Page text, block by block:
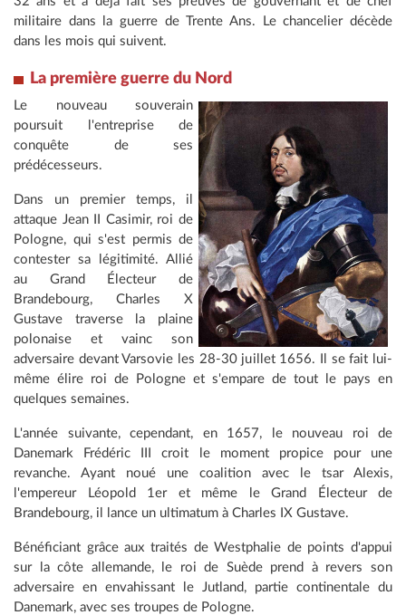
militaire dans la guerre de Trente Ans. Le chancelier décède
dans les mois qui suivent.
La première guerre du Nord
Le nouveau souverain
poursuit l'entreprise de
conquête de ses
prédécesseurs.
Dans un premier temps, il
attaque Jean II Casimir, roi de
Pologne, qui s'est permis de
contester sa légitimité. Allié
au Grand Électeur de
Brandebourg, Charles X
Gustave traverse la plaine
polonaise et vainc son
adversaire devant Varsovie les 28-30 juillet 1656. Il se fait lui-
même élire roi de Pologne et s'empare de tout le pays en
quelques semaines.
L'année suivante, cependant, en 1657, le nouveau roi de
Danemark Frédéric III croit le moment propice pour une
revanche. Ayant noué une coalition avec le tsar Alexis,
l'empereur Léopold 1er et même le Grand Électeur de
Brandebourg, il lance un ultimatum à Charles IX Gustave.
Bénéficiant grâce aux traités de Westphalie de points d'appui
sur la côte allemande, le roi de Suède prend à revers son
adversaire en envahissant le Jutland, partie continentale du
Danemark, avec ses troupes de Pologne.